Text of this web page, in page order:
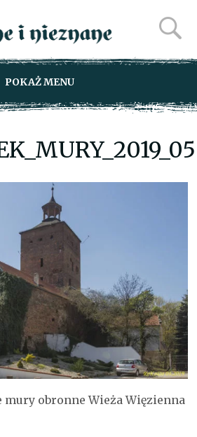
POKAŻ MENU
mury obronne Wieża Więzienna